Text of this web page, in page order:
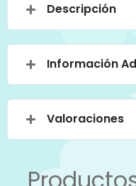
Descripción
Información
Valoraciones